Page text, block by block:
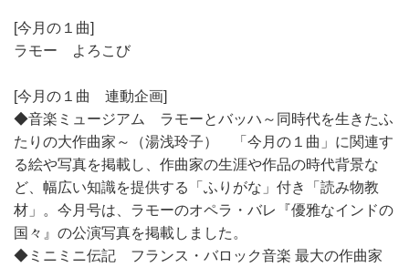
[今月の１曲]
ラモー よろこび
[今月の１曲 連動企画]
◆音楽ミュージアム ラモーとバッハ～同時代を生きたふ
たりの大作曲家～（湯浅玲子） 「今月の１曲」に関連す
る絵や写真を掲載し、作曲家の生涯や作品の時代背景な
ど、幅広い知識を提供する「ふりがな」付き「読み物教
材」。今月号は、ラモーのオペラ・バレ『優雅なインドの
国々』の公演写真を掲載しました。
◆ミニミニ伝記 フランス・バロック音楽 最大の作曲家